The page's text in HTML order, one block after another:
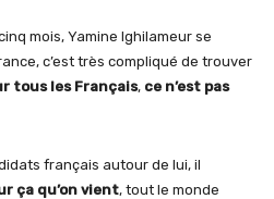
mois, Yamine Ighilameur se
c’est très compliqué de trouver
tous les Français, ce n’est pas
français autour de lui, il
ça qu’on vient, tout le monde